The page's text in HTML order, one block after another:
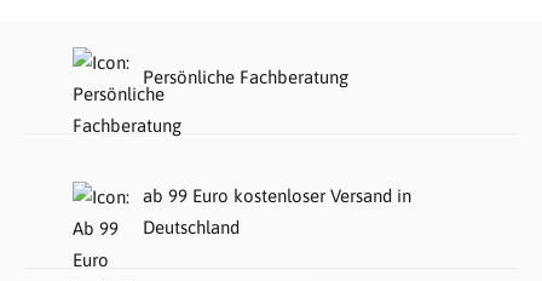
Persönliche Fachberatung
ab 99 Euro kostenloser Versand in
Deutschland